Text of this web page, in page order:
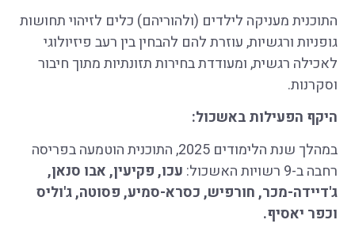
התוכנית מעניקה לילדים (ולהוריהם) כלים לזיהוי תחושות
גופניות ורגשיות, עוזרת להם להבחין בין רעב פיזיולוגי
לאכילה רגשית, ומעודדת בחירות תזונתיות מתוך חיבור
וסקרנות.
היקף הפעילות באשכול:
במהלך שנת הלימודים 2025, התוכנית הוטמעה בפריסה
רחבה ב-9 רשויות האשכול:
עכו, פקיעין, אבו סנאן,
ג'דיידה-מכר, חורפיש, כסרא-סמיע, פסוטה, ג'וליס
וכפר יאסיף.